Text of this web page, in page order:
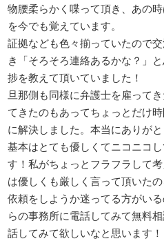
物腰柔らかく喋って頂き、あの
を今でも覚えています。
証拠なども色々揃っていたので
き「そろそろ連絡あるかな？」
捗を教えて頂いていました！
旦那側も同様に弁護士を雇って
てきたのもあってちょっとだけ
に解決しました。本当にありがと
基本はとても優しくてニコニコ
す！私がちょっとフラフラして
は優しくも厳しく言って頂いた
依頼をしようか迷ってる方がい
らの事務所に電話してみて無料
話してみて欲しいなと思います！